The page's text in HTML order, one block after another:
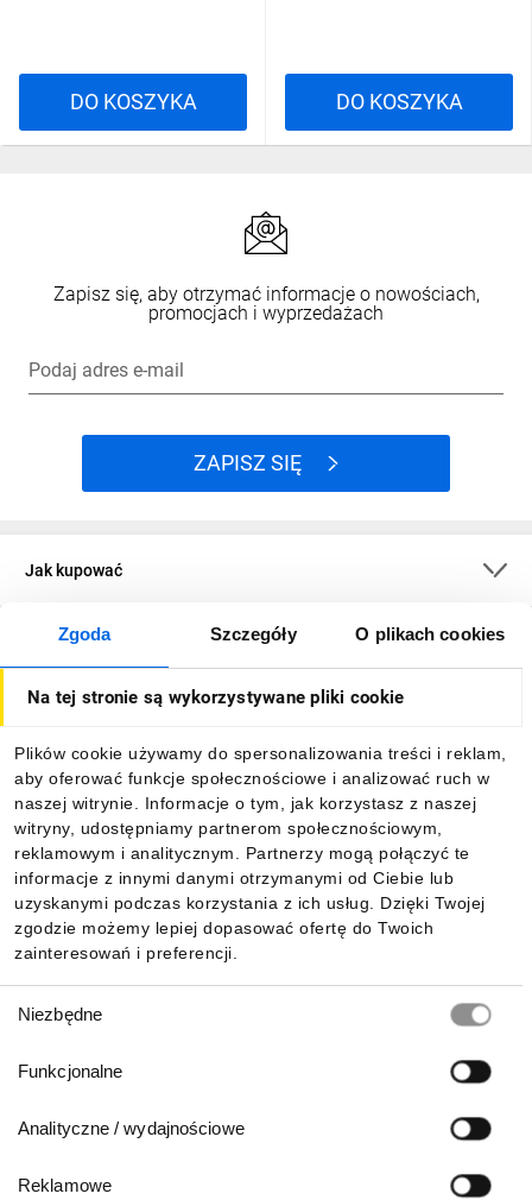
Zgoda Szczegóły O plikach cookies
Na tej stronie są wykorzystywane pliki cookie
Plików cookie używamy do spersonalizowania treści i reklam,
aby oferować funkcje społecznościowe i analizować ruch w
naszej witrynie. Informacje o tym, jak korzystasz z naszej
witryny, udostępniamy partnerom społecznościowym,
reklamowym i analitycznym. Partnerzy mogą połączyć te
informacje z innymi danymi otrzymanymi od Ciebie lub
uzyskanymi podczas korzystania z ich usług. Dzięki Twojej
zgodzie możemy lepiej dopasować ofertę do Twoich
zainteresowań i preferencji.
zgody
Niezbędne
Funkcjonalne
Analityczne / wydajnościowe
Reklamowe
DO KOSZYKA DO KOSZYKA
Zapisz się, aby otrzymać informacje o nowościach,
promocjach i wyprzedażach
Podaj adres e-mail
ZAPISZ SIĘ
Jak kupować
O firmie
Informacje
Pobierz naszą aplikację mobilną: